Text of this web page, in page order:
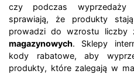
czy podczas wyprzedaży
sprawiają, że produkty
prowadzi do wzrostu liczby
magazynowych. Sklepy
kody rabatowe, aby
produkty, które zalegają w